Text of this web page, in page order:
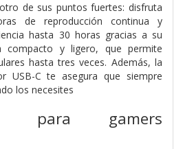
de sus puntos fuertes: disfruta
de reproducción continua y
hasta 30 horas gracias a su
compacto y ligero, que permite
hasta tres veces. Además, la
USB-C te asegura que siempre
los necesites
para gamers